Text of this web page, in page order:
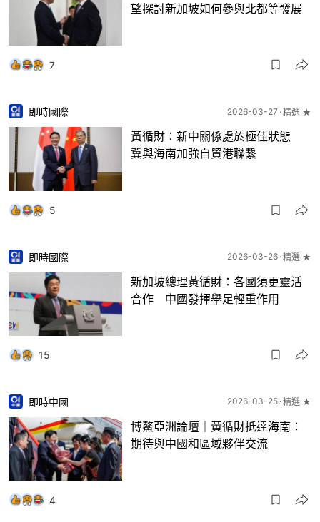
望探討新加坡如何參與北都等發展
7
即時國際 2026-03-27 精選 ★
黃循財：新中關係處於極佳狀態
冀與海南加強自貿港聯繫
5
即時國際 2026-03-26 精選 ★
新加坡總理黃循財：各國須更靈活
合作 中國發揮舉足輕重作用
15
即時中國 2026-03-25 精選 ★
博鰲亞洲論壇｜黃循財抵達海南：
期待與中國和區域夥伴交流
4